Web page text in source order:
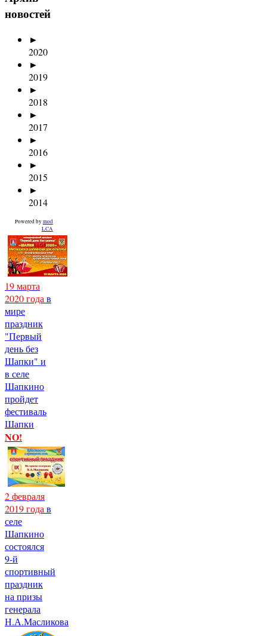
новостей
►
2020
►
2019
►
2018
►
2017
►
2016
►
2015
►
2014
Powered by mod
LCA
19 марта
2020 года в
мире
праздник
"Первый
день без
Шапки" и
в селе
Шапкино
пройдет
фестиваль
Шапки
NO!
2 февраля
2019 года в
селе
Шапкино
состоялся
9-й
спортивный
праздник
на призы
генерала
Н.А.Масликова